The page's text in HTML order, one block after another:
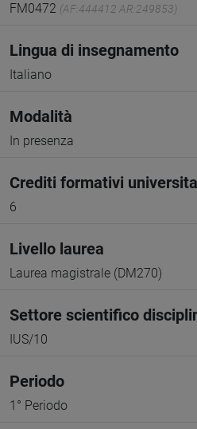
FM0472 (AF:444412 AR:249853)
Lingua di insegnamento
Italiano
Modalità
In presenza
Crediti formativi
6
Livello laurea
Laurea magistrale (DM270)
Settore scientifico
IUS/10
Periodo
1° Periodo